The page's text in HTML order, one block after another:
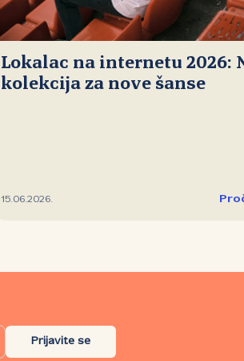
Lokalac na internetu 2026:
kolekcija za nove šanse
15.06.2026.
Prijavite se